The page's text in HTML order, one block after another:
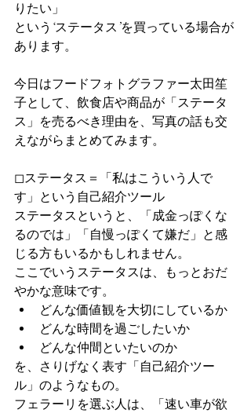
りたい」
という‘ステータス’を買っている場合が
あります。
今日はフードフォトグラファー太田笙
子として、飲食店や商品が「ステータ
ス」を売るべき理由を、写真の話も交
えながらまとめてみます。
◻︎ステータス＝「私はこういう人で
す」という自己紹介ツール
ステータスというと、「成金っぽくな
るのでは」「自慢っぽくて嫌だ」と感
じる方もいるかもしれません。
ここでいうステータスは、もっとおだ
やかな意味です。
どんな価値観を大切にしているか
どんな時間を過ごしたいか
どんな仲間といたいのか
を、さりげなく表す「自己紹介ツー
ル」のようなもの。
フェラーリを選ぶ人は、「速い車が欲